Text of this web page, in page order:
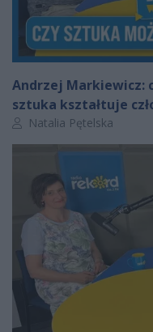
Andrzej Markiewicz:
sztuka kształtuje
Autor artykułu:
Natalia Pętelska